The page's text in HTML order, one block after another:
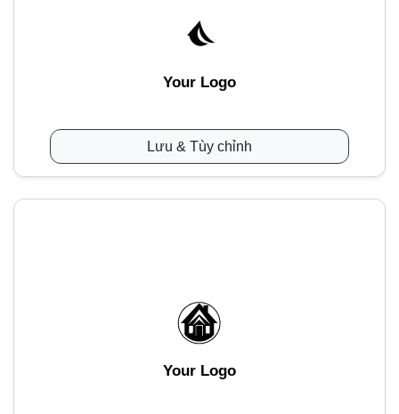
Your Logo
Lưu & Tùy chỉnh
Your Logo